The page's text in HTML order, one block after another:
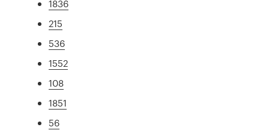
1836
215
536
1552
108
1851
56